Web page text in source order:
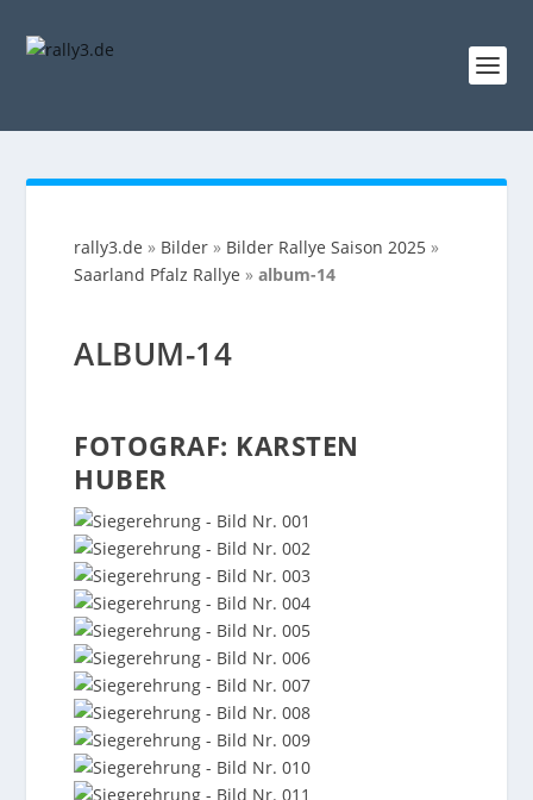
rally3.de » Bilder » Bilder Rallye Saison 2025 »
Saarland Pfalz Rallye »album-14
ALBUM-14
FOTOGRAF: KARSTEN
HUBER